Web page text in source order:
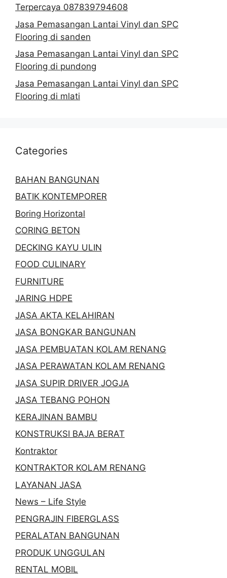
Terpercaya 087839794608
Jasa Pemasangan Lantai Vinyl dan SPC
Flooring di sanden
Jasa Pemasangan Lantai Vinyl dan SPC
Flooring di pundong
Jasa Pemasangan Lantai Vinyl dan SPC
Flooring di mlati
Categories
BAHAN BANGUNAN
BATIK KONTEMPORER
Boring Horizontal
CORING BETON
DECKING KAYU ULIN
FOOD CULINARY
FURNITURE
JARING HDPE
JASA AKTA KELAHIRAN
JASA BONGKAR BANGUNAN
JASA PEMBUATAN KOLAM RENANG
JASA PERAWATAN KOLAM RENANG
JASA SUPIR DRIVER JOGJA
JASA TEBANG POHON
KERAJINAN BAMBU
KONSTRUKSI BAJA BERAT
Kontraktor
KONTRAKTOR KOLAM RENANG
LAYANAN JASA
News – Life Style
PENGRAJIN FIBERGLASS
PERALATAN BANGUNAN
PRODUK UNGGULAN
RENTAL MOBIL